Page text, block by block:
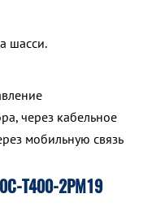
шасси.
через кабельное
мобильную связь
Т400-2РМ19